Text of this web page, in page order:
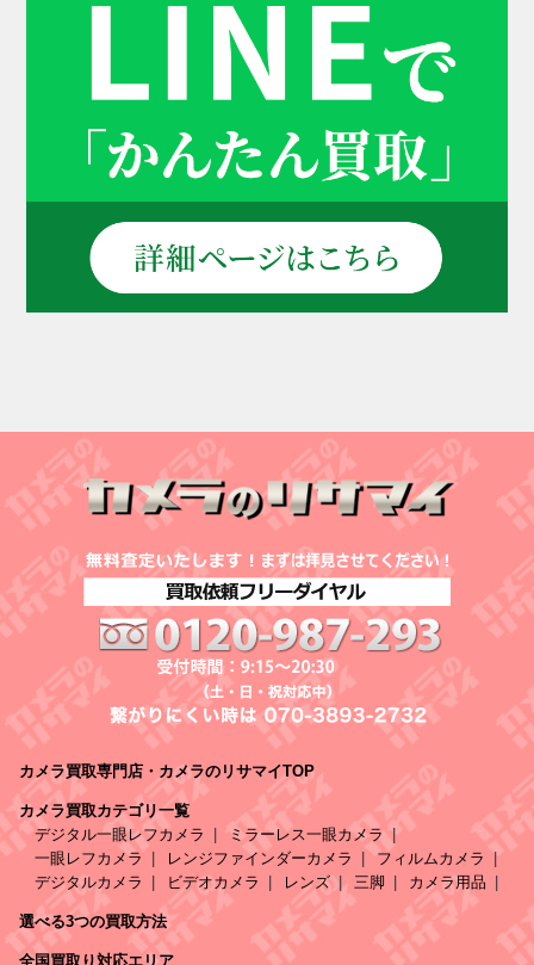
カメラ買取専門店・カメラのリサマイTOP
カメラ買取カテゴリ一覧
デジタル一眼レフカメラ
ミラーレス一眼カメラ
一眼レフカメラ
レンジファインダーカメラ
フィルムカメラ
デジタルカメラ
ビデオカメラ レンズ 三脚 カメラ用品
選べる3つの買取方法
全国買取り対応エリア